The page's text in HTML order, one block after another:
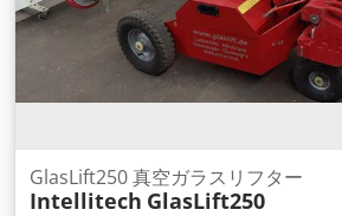
GlasLift250 真空ガラスリフター
Intellitech GlasLift250